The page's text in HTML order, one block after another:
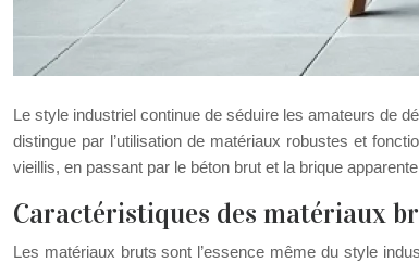
Le style industriel continue de séduire les amateurs de
distingue par l’utilisation de matériaux robustes et
vieillis, en passant par le béton brut et la brique
Caractéristiques des matériaux
Les matériaux bruts sont l’essence même du style